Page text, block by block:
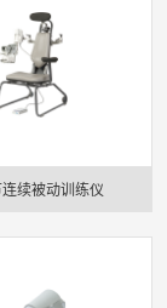
续被动训练仪